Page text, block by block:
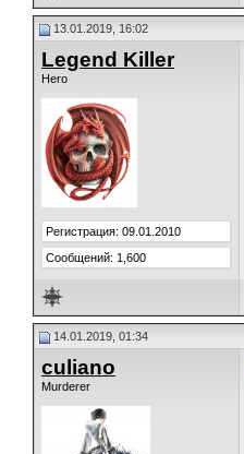
13.01.2019, 16:02
Legend Killer
Hero
Регистрация: 09.01.2010
Сообщений: 1,600
14.01.2019, 01:34
culiano
Murderer